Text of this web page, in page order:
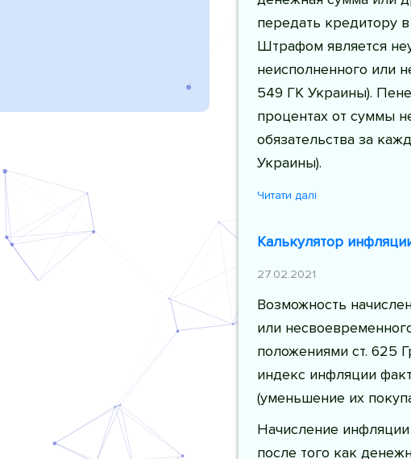
передать кредитору
Штрафом является
неисполненного или
549 ГК Украины).
процентах от суммы
обязательства за
Украины).
Читати далі
Калькулятор
27.02.2021
Возможность
или
положениями ст. 625
индекс инфляции
(уменьшение их
Начисление
после того как